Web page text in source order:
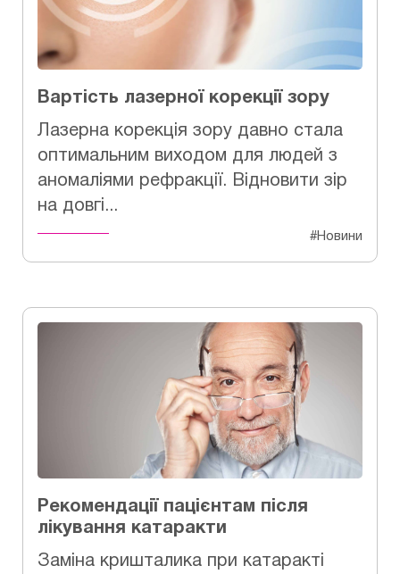
Вартість лазерної корекції зору
Лазерна корекція зору давно стала
оптимальним виходом для людей з
аномаліями рефракції. Відновити зір
на довгі...
#Новини
Рекомендації пацієнтам після
лікування катаракти
Заміна кришталика при катаракті